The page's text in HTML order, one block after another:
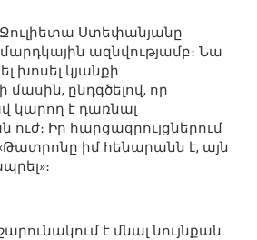
Ստեփանյանը
ազնվությամբ։ Նա
խոսել կյանքի
մասին, ընդգծելով, որ
կարող է դառնալ
Իր հարցազրույցներում
իմ հենարանն է, այն
է մնալ նույնքան